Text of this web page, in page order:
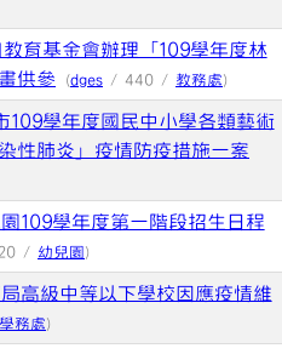
育基金會辦理「109學年度林
供參
(dges / 440 / 教務處)
109學年度國民中小學各類藝術
性肺炎」疫情防疫措施一案
109學年度第一階段招生日程
/ 幼兒園 )
高級中等以下學校因應疫情維
學務處)